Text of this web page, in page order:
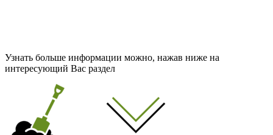
Узнать больше информации можно, нажав ниже на
интересующий Вас раздел